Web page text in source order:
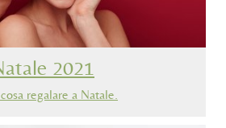
2021
regalare a Natale.